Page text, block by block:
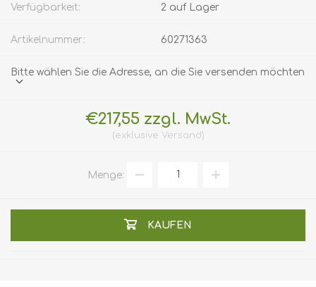
Verfügbarkeit: 2 auf Lager
Artikelnummer: 60271363
Bitte wählen Sie die Adresse, an die Sie versenden möchten
€217,55 zzgl. MwSt.
exklusive Versand
Menge:
KAUFEN